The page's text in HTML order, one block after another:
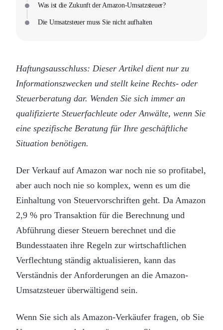
Was ist die Zukunft der Amazon-Umsatzsteuer?
Die Umsatzsteuer muss Sie nicht aufhalten
Haftungsausschluss: Dieser Artikel dient nur zu
Informationszwecken und stellt keine Rechts- oder
Steuerberatung dar. Wenden Sie sich immer an
qualifizierte Steuerfachleute oder Anwälte, wenn Sie
eine spezifische Beratung für Ihre geschäftliche
Situation benötigen.
Der Verkauf auf Amazon war noch nie so profitabel,
aber auch noch nie so komplex, wenn es um die
Einhaltung von Steuervorschriften geht. Da Amazon
2,9 % pro Transaktion für die Berechnung und
Abführung dieser Steuern berechnet und die
Bundesstaaten ihre Regeln zur wirtschaftlichen
Verflechtung ständig aktualisieren, kann das
Verständnis der Anforderungen an die Amazon-
Umsatzsteuer überwältigend sein.
Wenn Sie sich als Amazon-Verkäufer fragen, ob Sie